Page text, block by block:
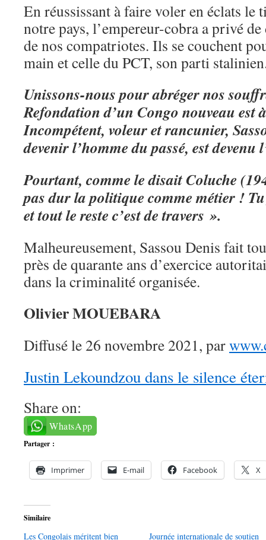
En réussissant à faire voler en éclats le
notre pays, l’empereur-cobra a privé
de nos compatriotes. Ils se couchent
main et celle du PCT, son parti
Unissons-nous pour abréger nos
Refondation d’un Congo nouveau est
Incompétent, voleur et rancunier,
devenir l’homme du passé, est devenu
Pourtant, comme le disait Coluche
pas dur la politique comme métier !
et tout le reste c’est de travers ».
Malheureusement, Sassou Denis fait
près de quarante ans d’exercice
dans la criminalité organisée.
Olivier MOUEBARA
Diffusé le 26 novembre 2021, par
Justin Lekoundzou dans le silence
Share on:
WhatsApp
Partager :
Imprimer E-mail Facebook X
Similaire
Les Congolais méritent bien Journée internationale de soutien